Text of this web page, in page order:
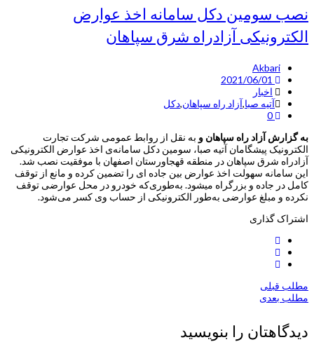
نصب سومین دکل سامانه‌ اخذ عوارض
الکترونیکی آزادراه شرق سپاهان
Akbari
اخبار
آتیه صبا,آزاد راه سپاهان,دکل
به گزارش آزاد راه سپاهان و به نقل از روابط عمومی شرکت تجارت
الکترونیک پیشگامان آتیه صبا، سومین دکل سامانه‌ی اخذ عوارض الکترونیکی
آزادراه شرق سپاهان در منطقه قهجاورستان اصفهان با موفقیت نصب شد.
این سامانه سهولت اخذ عوارض بین جاده ای را تضمین کرده و مانع از توقف
کامل در جاده و بزرگراه میشود. به‌طوری‌که خودرو در محل عوارضی توقف
نکرده و مبلغ عوارضی به‌طور الکترونیکی از حساب وی کسر می‌شود.
اشتراک گذاری
مطلب قبلی
مطلب بعدی
دیدگاهتان را بنویسید